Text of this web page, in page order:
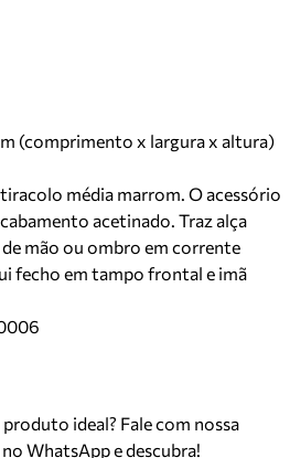
(comprimento x largura x altura)
média marrom. O acessório
acetinado. Traz alça
mão ou ombro em corrente
fecho em tampo frontal e imã
produto ideal? Fale com nossa
WhatsApp e descubra!